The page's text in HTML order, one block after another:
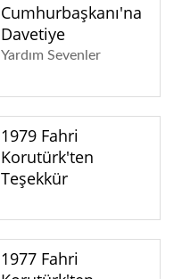
Cumhurbaşkanı'na
Davetiye
Yardım Sevenler
1979 Fahri
Korutürk'ten
Teşekkür
1977 Fahri